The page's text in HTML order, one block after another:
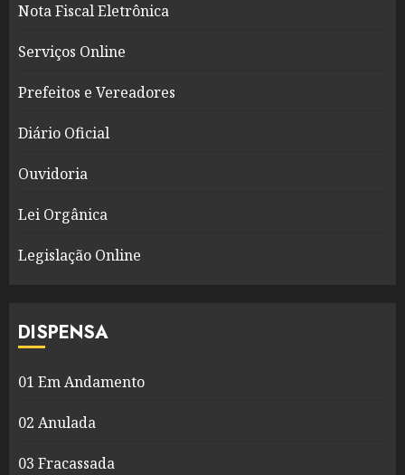
Nota Fiscal Eletrônica
Serviços Online
Prefeitos e Vereadores
Diário Oficial
Ouvidoria
Lei Orgânica
Legislação Online
DISPENSA
01 Em Andamento
02 Anulada
03 Fracassada